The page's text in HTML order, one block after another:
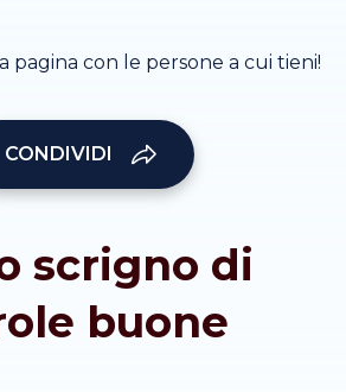
pagina con le persone a cui tieni!
CONDIVIDI
scrigno di
buone